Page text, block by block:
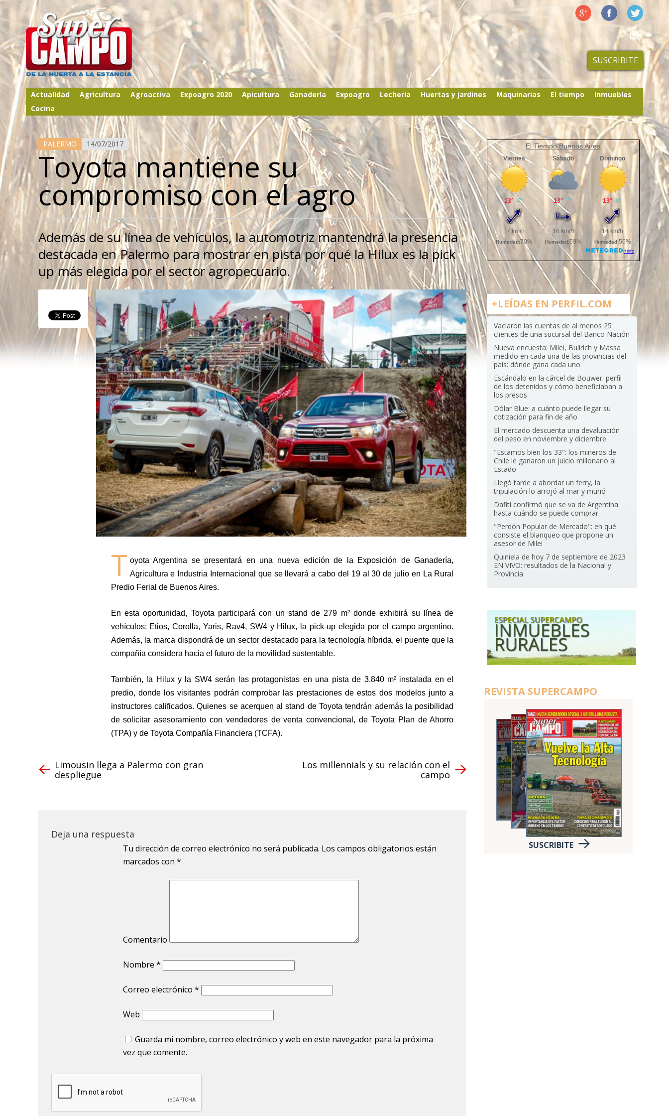
SUSCRIBITE
Actualidad Agricultura Agroactiva Expoagro 2020 Apicultura Ganadería Expoagro Lecheria Huertas y jardines Maquinarias El tiempo
Inmuebles
Cocina
PALERMO 14/07/2017
Toyota mantiene su
compromiso con el agro
Además de su línea de vehículos, la automotriz mantendrá la presencia
destacada en Palermo para mostrar en pista por qué la Hilux es la pick
up más elegida por el sector agropecuario.
T oyota Argentina se presentará en una nueva edición de la Exposición de Ganadería,
Agricultura e Industria Internacional que se llevará a cabo del 19 al 30 de julio en La Rural
Predio Ferial de Buenos Aires.
En esta oportunidad, Toyota participará con un stand de 279 m² donde exhibirá su línea de
vehículos: Etios, Corolla, Yaris, Rav4, SW4 y Hilux, la pick-up elegida por el campo argentino.
Además, la marca dispondrá de un sector destacado para la tecnología híbrida,el puente que la
compañía considera hacia el futuro de la movilidad sustentable.
También, la Hilux y la SW4 serán las protagonistas en una pista de 3.840 m² instalada en el
predio, donde los visitantes podrán comprobar las prestaciones de estos dos modelos junto a
instructores calificados. Quienes se acerquen al stand de Toyota tendrán además la posibilidad
de solicitar asesoramiento con vendedores de venta convencional, de Toyota Plan de Ahorro
(TPA) y de Toyota Compañía Financiera (TCFA).
Limousin llega a Palermo con gran
despliegue
Los millennials y su relación con el
campo
Deja una respuesta
Tu dirección de correo electrónico no será publicada. Los campos obligatorios están
marcados con *
Comentario
Nombre *
Correo electrónico *
Web
Guarda mi nombre, correo electrónico y web en este navegador para la próxima
vez que comente.
El Tiempo Buenos Aires
+LEÍDAS EN PERFIL.COM
Vaciaron las cuentas de al menos 25
clientes de una sucursal del Banco Nación
Nueva encuesta: Milei, Bullrich y Massa
medido en cada una de las provincias del
país: dónde gana cada uno
Escándalo en la cárcel de Bouwer: perfil
de los detenidos y cómo beneficiaban a
los presos
Dólar Blue: a cuánto puede llegar su
cotización para fin de año
El mercado descuenta una devaluación
del peso en noviembre y diciembre
"Estamos bien los 33": los mineros de
Chile le ganaron un juicio millonario al
Estado
Llegó tarde a abordar un ferry, la
tripulación lo arrojó al mar y murió
Dafiti confirmó que se va de Argentina:
hasta cuándo se puede comprar
"Perdón Popular de Mercado": en qué
consiste el blanqueo que propone un
asesor de Milei
Quiniela de hoy 7 de septiembre de 2023
EN VIVO: resultados de la Nacional y
Provincia
REVISTA SUPERCAMPO
SUSCRIBITE